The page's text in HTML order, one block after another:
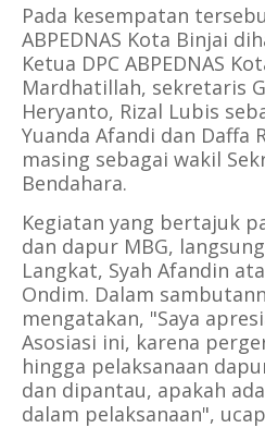
Pada kesempatan
ABPEDNAS Kota Binjai
Ketua DPC ABPEDNAS
Mardhatillah, sekretaris
Heryanto, Rizal Lubis
Yuanda Afandi dan Daffa
masing sebagai wakil
Bendahara.
Kegiatan yang bertajuk
dan dapur MBG,
Langkat, Syah Afandin
Ondim. Dalam
mengatakan, "Saya
Asosiasi ini, karena
hingga pelaksanaan
dan dipantau, apakah
dalam pelaksanaan",